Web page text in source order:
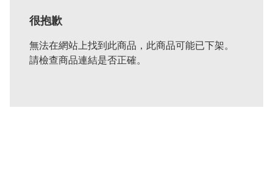
很抱歉
無法在網站上找到此商品，此商品可能已下架。
請檢查商品連結是否正確。